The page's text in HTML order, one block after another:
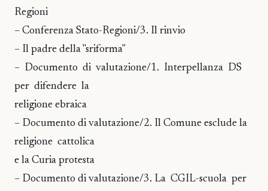
Regioni
– Conferenza Stato-Regioni/3. Il rinvio
– Il padre della "sriforma"
– Documento di valutazione/1. Interpellanza DS
per difendere la
religione ebraica
– Documento di valutazione/2. Il Comune esclude la
religione cattolica
e la Curia protesta
– Documento di valutazione/3. La CGIL-scuola per